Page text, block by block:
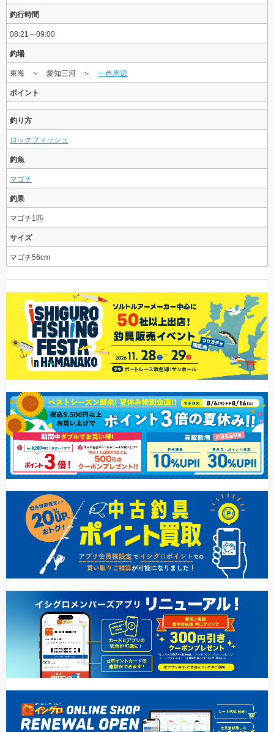
釣行時間
08:21～09:00
釣場
東海 ＞ 愛知三河 ＞ 一色周辺
ポイント
釣り方
ロックフィッシュ
釣魚
マゴチ
釣果
マゴチ1匹
サイズ
マゴチ56cm